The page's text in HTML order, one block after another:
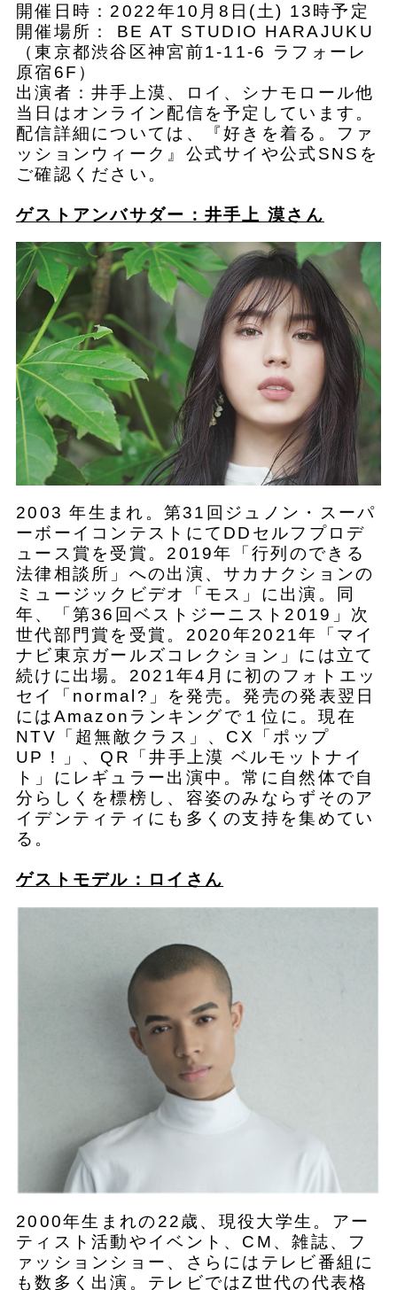
開催日時：2022年10月8日(土) 13時予定
開催場所： BE AT STUDIO HARAJUKU
（東京都渋谷区神宮前1-11-6 ラフォーレ
原宿6F）
出演者：井手上漠、ロイ、シナモロール他
当日はオンライン配信を予定しています。
配信詳細については、『好きを着る。ファ
ッションウィーク』公式サイや公式SNSを
ご確認ください。
ゲストアンバサダー：井手上 漠さん
2003 年生まれ。第31回ジュノン・スーパ
ーボーイコンテストにてDDセルフプロデ
ュース賞を受賞。2019年「行列のできる
法律相談所」への出演、サカナクションの
ミュージックビデオ「モス」に出演。同
年、「第36回ベストジーニスト2019」次
世代部門賞を受賞。2020年2021年「マイ
ナビ東京ガールズコレクション」には立て
続けに出場。2021年4月に初のフォトエッ
セイ「normal?」を発売。発売の発表翌日
にはAmazonランキングで１位に。現在
NTV「超無敵クラス」、CX「ポップ
UP！」、QR「井手上漠 ベルモットナイ
ト」にレギュラー出演中。常に自然体で自
分らしくを標榜し、容姿のみならずそのア
イデンティティにも多くの支持を集めてい
る。
ゲストモデル：ロイさん
2000年生まれの22歳、現役大学生。アー
ティスト活動やイベント、CM、雑誌、フ
ァッションショー、さらにはテレビ番組に
も数多く出演。テレビではZ世代の代表格